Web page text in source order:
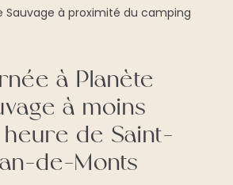
Sauvage à proximité du camping
à Planète
à moins
heure de Saint-
de-Monts